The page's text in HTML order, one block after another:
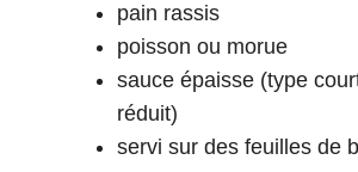
pain rassis
poisson ou morue
sauce épaisse (type
réduit)
servi sur des feuilles de